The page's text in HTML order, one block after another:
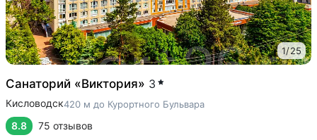
1/25
Санаторий «Виктория» 3
Кисловодск420 м до Курортного Бульвара
8.8 75 отзывов